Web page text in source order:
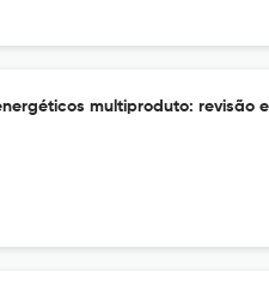
multiproduto: revisão